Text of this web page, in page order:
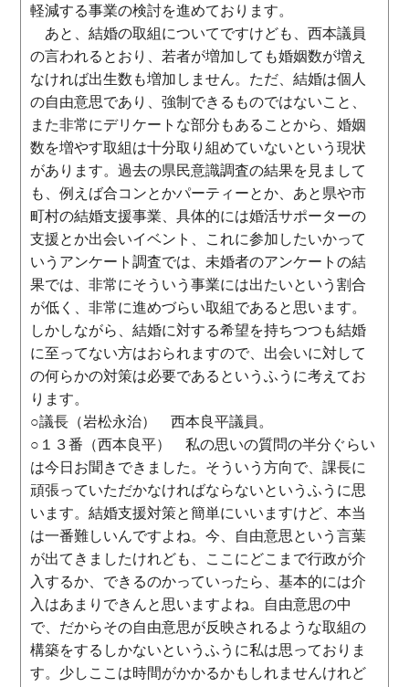
軽減する事業の検討を進めております。
あと、結婚の取組についてですけども、西本議員
の言われるとおり、若者が増加しても婚姻数が増え
なければ出生数も増加しません。ただ、結婚は個人
の自由意思であり、強制できるものではないこと、
また非常にデリケートな部分もあることから、婚姻
数を増やす取組は十分取り組めていないという現状
があります。過去の県民意識調査の結果を見まして
も、例えば合コンとかパーティーとか、あと県や市
町村の結婚支援事業、具体的には婚活サポーターの
支援とか出会いイベント、これに参加したいかって
いうアンケート調査では、未婚者のアンケートの結
果では、非常にそういう事業には出たいという割合
が低く、非常に進めづらい取組であると思います。
しかしながら、結婚に対する希望を持ちつつも結婚
に至ってない方はおられますので、出会いに対して
の何らかの対策は必要であるというふうに考えてお
ります。
○議長（岩松永治） 西本良平議員。
○１３番（西本良平） 私の思いの質問の半分ぐらい
は今日お聞きできました。そういう方向で、課長に
頑張っていただかなければならないというふうに思
います。結婚支援対策と簡単にいいますけど、本当
は一番難しいんですよね。今、自由意思という言葉
が出てきましたけれども、ここにどこまで行政が介
入するか、できるのかっていったら、基本的には介
入はあまりできんと思いますよね。自由意思の中
で、だからその自由意思が反映されるような取組の
構築をするしかないというふうに私は思っておりま
す。少しここは時間がかかるかもしれませんけれど